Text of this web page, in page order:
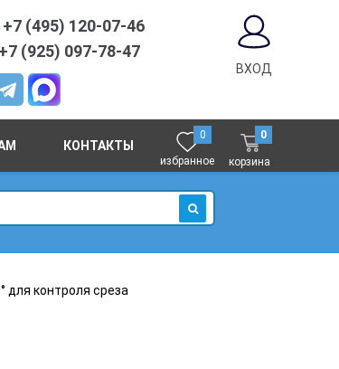
+7 (495) 120-07-46
+7 (925) 097-78-47
ВХОД
КОНТАКТЫ
0
избранное
0
корзина
ИСКАТЬ
для контроля среза